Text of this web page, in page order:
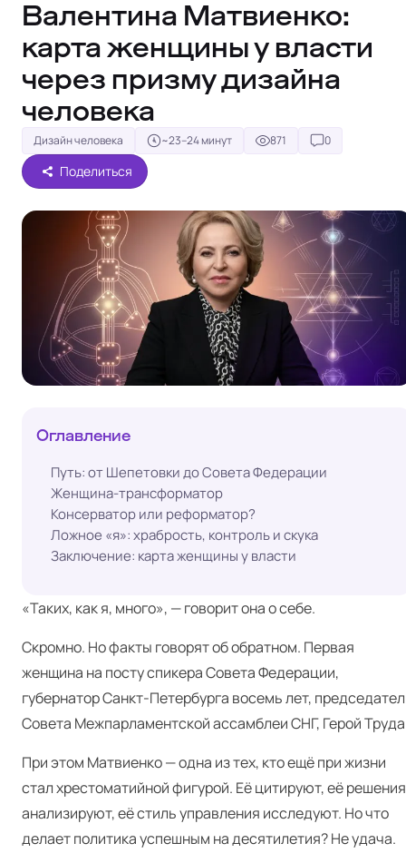
Валентина Матвиенко:
карта женщины у власти
через призму дизайна
человека
Дизайн человека ~23–24 минут 871 0
Поделиться
Оглавление
Путь: от Шепетовки до Совета Федерации
Женщина-трансформатор
Консерватор или реформатор?
Ложное «я»: храбрость, контроль и скука
Заключение: карта женщины у власти
«Таких, как я, много», — говорит она о себе.
Скромно. Но факты говорят об обратном. Первая
женщина на посту спикера Совета Федерации,
губернатор Санкт-Петербурга восемь лет,
Совета Межпарламентской ассамблеи СНГ, Герой
При этом Матвиенко — одна из тех, кто ещё при жизни
стал хрестоматийной фигурой. Её цитируют, её решения
анализируют, её стиль управления исследуют. Но что
делает политика успешным на десятилетия? Не удача.